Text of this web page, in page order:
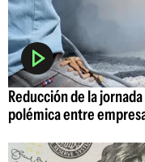
Reducción de la
polémica entre